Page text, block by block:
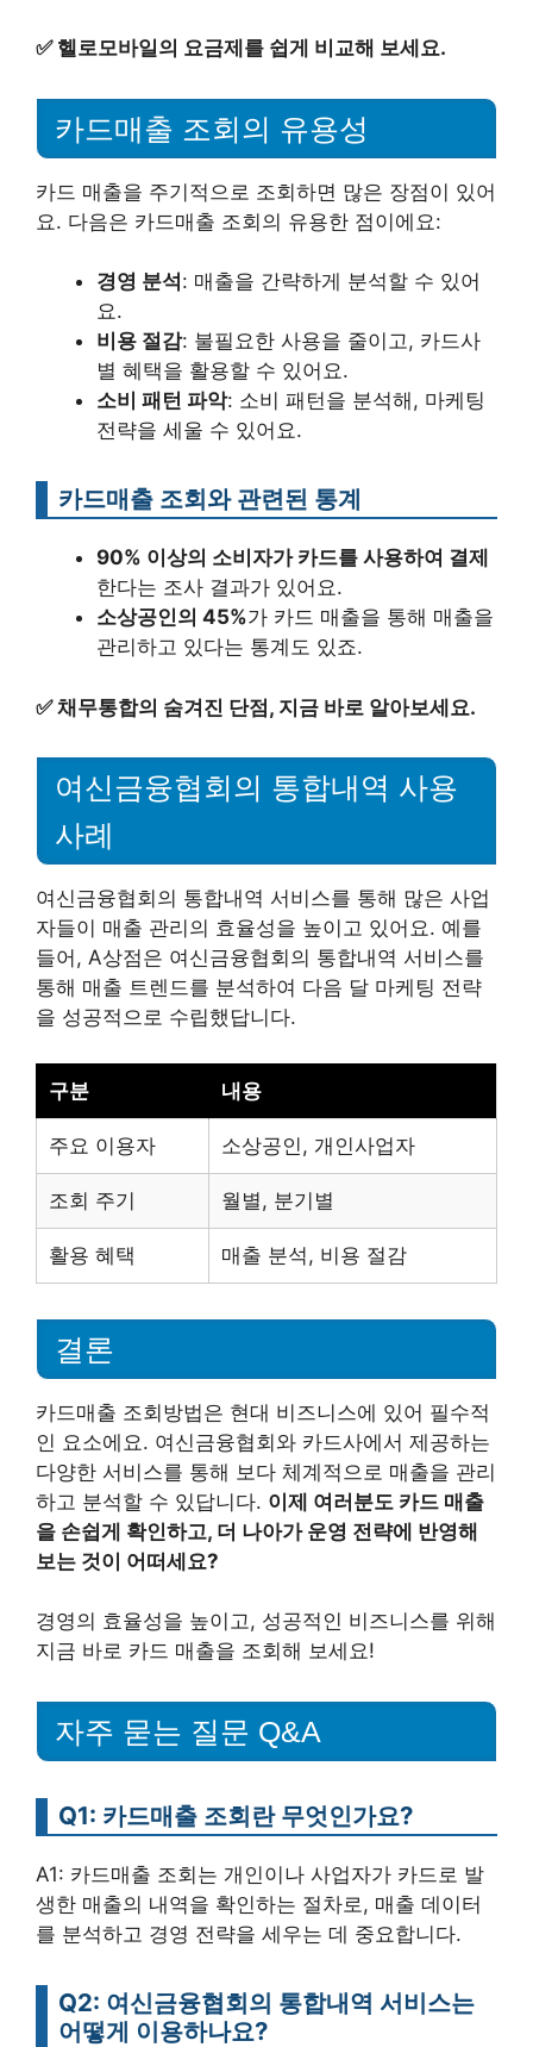
✅ 헬로모바일의 요금제를 쉽게 비교해 보세요.
카드매출 조회의 유용성
카드 매출을 주기적으로 조회하면 많은 장점이 있어
요. 다음은 카드매출 조회의 유용한 점이에요:
경영 분석 : 매출을 간략하게 분석할 수 있어
요.
비용 절감: 불필요한 사용을 줄이고, 카드사
별 혜택을 활용할 수 있어요.
소비 패턴 파악: 소비 패턴을 분석해, 마케팅
전략을 세울 수 있어요.
카드매출 조회와 관련된 통계
90% 이상의 소비자가 카드를 사용하여 결제
한다는 조사 결과가 있어요.
소상공인의 45%가 카드 매출을 통해 매출을
관리하고 있다는 통계도 있죠.
✅채무통합의 숨겨진 단점, 지금 바로 알아보세요.
여신금융협회의 통합내역 사용
사례
여신금융협회의 통합내역 서비스를 통해 많은 사업
자들이 매출 관리의 효율성을 높이고 있어요. 예를
들어, A상점은 여신금융협회의 통합내역 서비스를
통해 매출 트렌드를 분석하여 다음 달 마케팅 전략
을 성공적으로 수립했답니다.
구분 내용
주요 이용자 소상공인, 개인사업자
조회 주기 월별, 분기별
활용 혜택 매출 분석, 비용 절감
결론
카드매출 조회방법은 현대 비즈니스에 있어 필수적
인 요소에요. 여신금융협회와 카드사에서 제공하는
다양한 서비스를 통해 보다 체계적으로 매출을 관리
하고 분석할 수 있답니다. 이제 여러분도 카드 매출
을 손쉽게 확인하고, 더 나아가 운영 전략에 반영해
보는 것이 어떠세요?
경영의 효율성을 높이고, 성공적인 비즈니스를 위해
지금 바로 카드 매출을 조회해 보세요!
자주 묻는 질문 Q&A
Q1: 카드매출 조회란 무엇인가요?
A1: 카드매출 조회는 개인이나 사업자가 카드로 발
생한 매출의 내역을 확인하는 절차로, 매출 데이터
를 분석하고 경영 전략을 세우는 데 중요합니다.
Q2: 여신금융협회의 통합내역 서비스는
어떻게 이용하나요?